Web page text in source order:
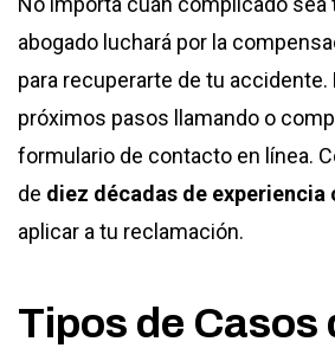
abogado luchará por la
para recuperarte de tu
próximos pasos llamando o
formulario de contacto en línea.
de diez décadas de experiencia
aplicar a tu reclamación.
Tipos de Casos